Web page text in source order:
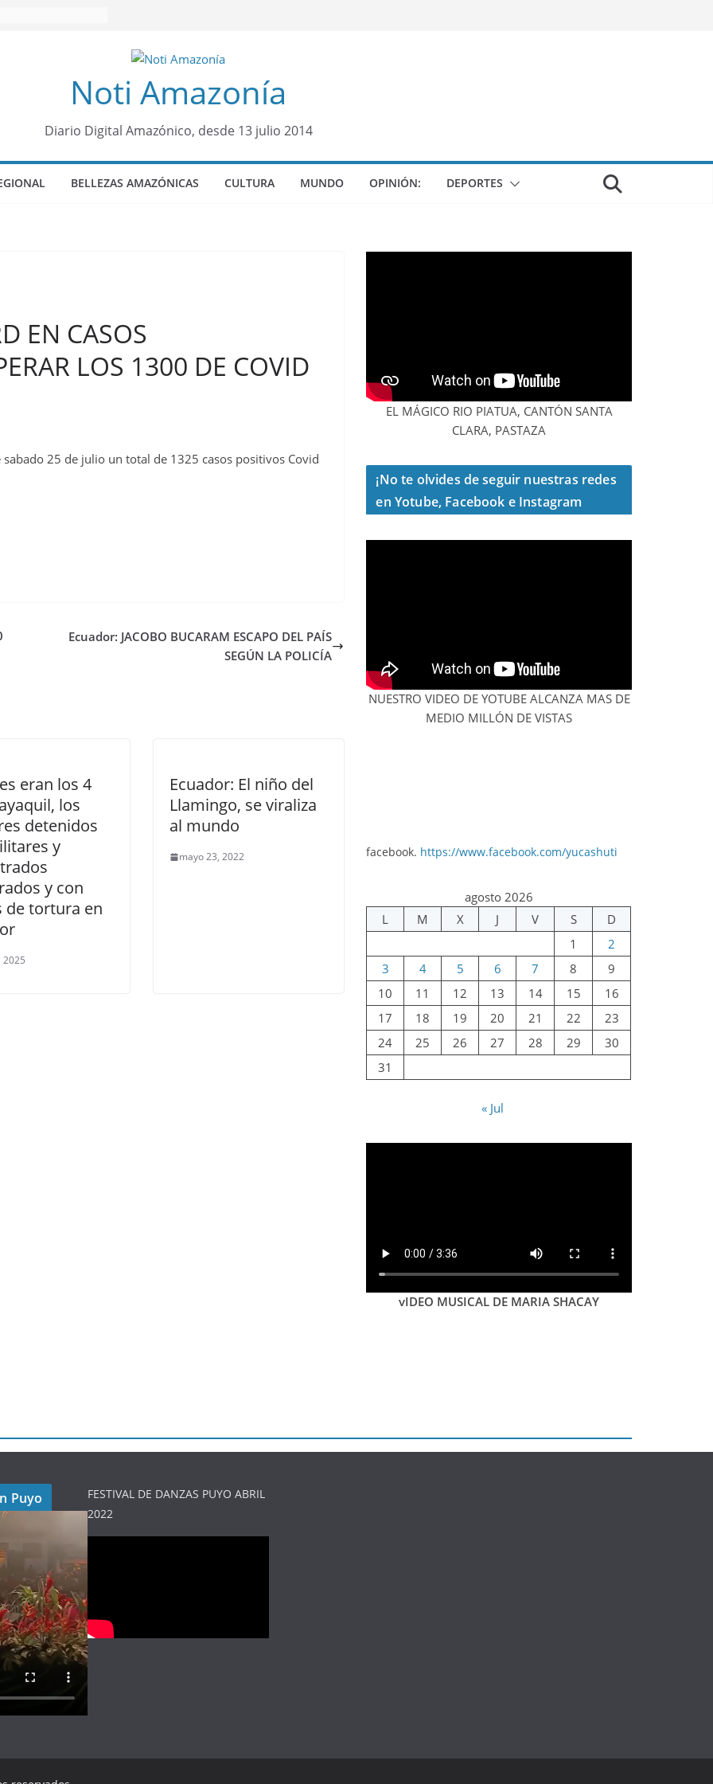
Noti Amazonía
Diario Digital Amazónico, desde 13 julio 2014
BELLEZAS AMAZÓNICAS CULTURA MUNDO OPINIÓN: DEPORTES
EN CASOS
LOS 1300 DE COVID
25 de julio un total de 1325 casos positivos Covid
Ecuador: JACOBO BUCARAM ESCAPO DEL PAÍS
SEGÚN LA POLICÍA
eran los 4
los
detenidos
y
y con
de tortura en
2025
Ecuador: El niño del
Llamingo, se viraliza
al mundo
mayo 23, 2022
EL MÁGICO RIO PIATUA, CANTÓN SANTA
CLARA, PASTAZA
¡No te olvides de seguir nuestras redes
en Yotube, Facebook e Instagram
NUESTRO VIDEO DE YOTUBE ALCANZA MAS DE
MEDIO MILLÓN DE VISTAS
facebook. https://www.facebook.com/yucashuti
agosto 2026
L
M X J V S
D
1
2
3
4 5 6 7 8
9
10
11 12 13 14 15
16
17
18 19 20 21 22
23
24
25 26 27 28 29
30
31
« Jul
vIDEO MUSICAL DE MARIA SHACAY
Puyo
FESTIVAL DE DANZAS PUYO ABRIL
2022